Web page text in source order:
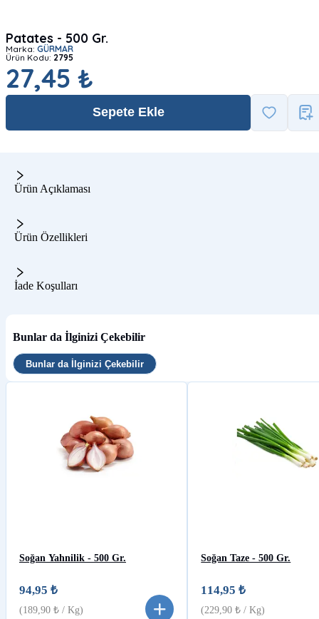
Patates - 500 Gr.
Marka: GÜRMAR
Ürün Kodu: 2795
27,45 ₺
Sepete Ekle
Ürün Açıklaması
Ürün Özellikleri
İade Koşulları
Bunlar da İlginizi Çekebilir
Bunlar da İlginizi Çekebilir
Soğan Yahnilik - 500 Gr.
94,95 ₺
(189,90 ₺ / Kg)
Soğan Taze - 500 Gr.
114,95 ₺
(229,90 ₺ / Kg)